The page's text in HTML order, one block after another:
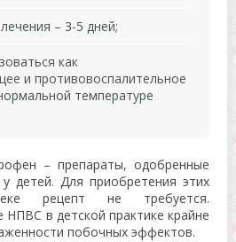
– 3-5 дней;
как
и противовоспалительное
температуре
– препараты, одобренные
детей. Для приобретения этих
рецепт не требуется.
НПВС в детской практике крайне
побочных эффектов.